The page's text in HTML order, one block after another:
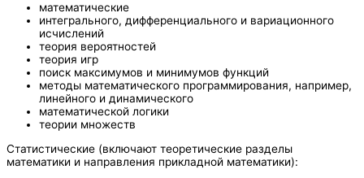
математические
интегрального, дифференциального и вариационного
исчислений
теория вероятностей
теория игр
поиск максимумов и минимумов функций
методы математического программирования, например,
линейного и динамического
математической логики
теории множеств
Статистические (включают теоретические разделы
математики и направления прикладной математики):